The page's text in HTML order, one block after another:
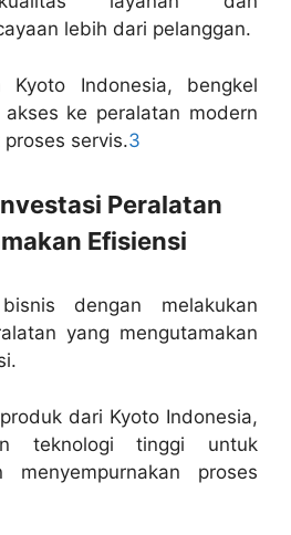
lebih dari pelanggan.
Kyoto Indonesia, bengkel
ke peralatan modern
servis.3
Peralatan
Efisiensi
dengan melakukan
yang mengutamakan
dari Kyoto Indonesia,
teknologi tinggi untuk
menyempurnakan proses